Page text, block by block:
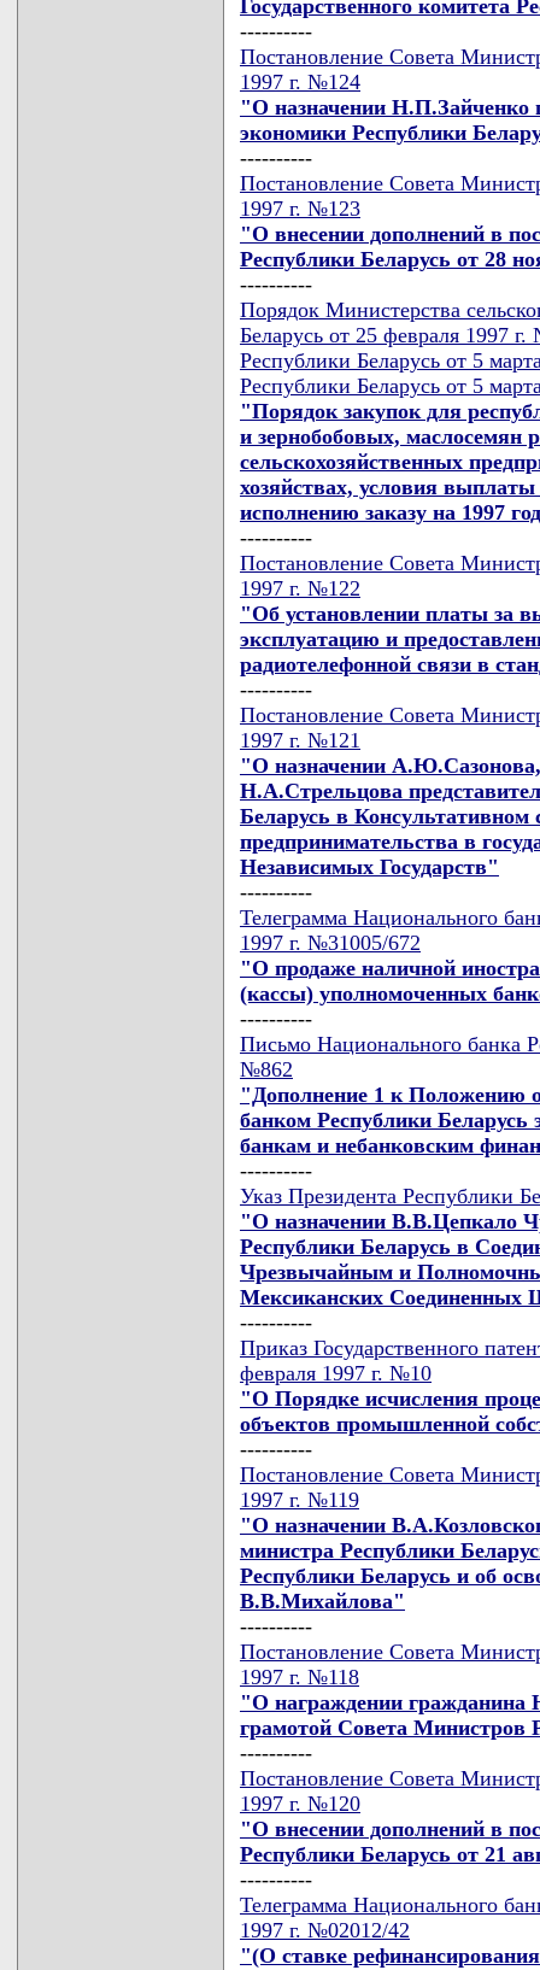
Государственного комитета
----------
Постановление Совета
1997 г. №124
"О назначении Н.П.Зайченко
экономики Республики
----------
Постановление Совета
1997 г. №123
"О внесении дополнений в
Республики Беларусь от 28
----------
Порядок Министерства
Беларусь от 25 февраля 1997
Республики Беларусь от 5
Республики Беларусь от 5
"Порядок закупок для
и зернобобовых, маслосемян
сельскохозяйственных
хозяйствах, условия
исполнению заказу на 1997
----------
Постановление Совета
1997 г. №122
"Об установлении платы за
эксплуатацию и
радиотелефонной связи в
----------
Постановление Совета
1997 г. №121
"О назначении
Н.А.Стрельцова
Беларусь в Консультативном
предпринимательства в
Независимых Государств"
----------
Телеграмма Национального
1997 г. №31005/672
"О продаже наличной
(кассы) уполномоченных
----------
Письмо Национального банка
№862
"Дополнение 1 к Положению
банком Республики Беларусь
банкам и небанковским
----------
Указ Президента Республики
"О назначении В.В.Цепкало
Республики Беларусь в
Чрезвычайным и
Мексиканских Соединенных
----------
Приказ Государственного
февраля 1997 г. №10
"О Порядке исчисления
объектов промышленной
----------
Постановление Совета
1997 г. №119
"О назначении
министра Республики
Республики Беларусь и об
В.В.Михайлова"
----------
Постановление Совета
1997 г. №118
"О награждении гражданина
грамотой Совета Министров
----------
Постановление Совета
1997 г. №120
"О внесении дополнений в
Республики Беларусь от 21
----------
Телеграмма Национального
1997 г. №02012/42
"(О ставке